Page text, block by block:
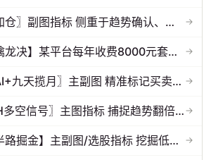
通达信〖量化加仓〗副图指标 侧重于趋势确认、量能配合与高低位反转信号... →
通达信【起爆擒龙决】某平台每年收费8000元套装 指标源码 无未来 →
通达信〖鹰眼AI+九天揽月〗主副图 精准标记买卖拐点 九维因子共振过滤杂... →
通达信〖DKXH多空信号〗主图指标 捕捉趋势翻倍牛股的最佳股票指标公式之... →
通达信【低点半路掘金】主副图/选股指标 挖掘低吸 半路下跌低吸思路 源... →